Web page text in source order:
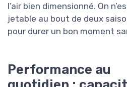
l’air bien dimensionné. On
jetable au bout de deux
pour durer un bon moment
Performance au